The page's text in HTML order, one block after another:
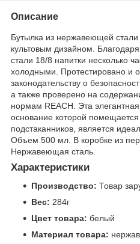
Описание
Бутылка из нержавеющей
культовым дизайном.
стали 18/8 напитки несколько
холодными. Протестировано и
законодательству о
а также проверено на
нормам REACH. Эта
основание которой
подстаканников, является
Объем 500 мл. В коробке из
Нержавеющая сталь.
Характеристики
Производство: Товар
Вес: 284г
Цвет товара: белый
Материал товара: